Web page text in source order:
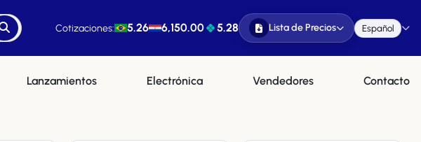
Cotizaciones: 5.26 6,150.00 5.28 Lista de Precios Español
Lanzamientos Electrónica Vendedores Contacto